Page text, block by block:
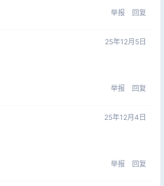
举报 回复
25年12月5日
举报 回复
25年12月4日
举报 回复